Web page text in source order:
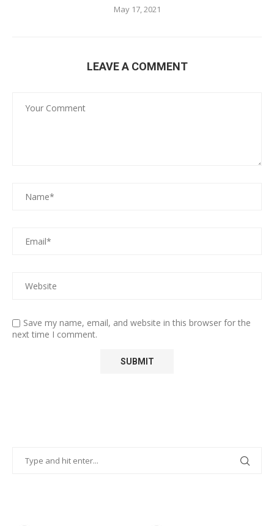
May 17, 2021
LEAVE A COMMENT
Save my name, email, and website in this browser for the
next time I comment.